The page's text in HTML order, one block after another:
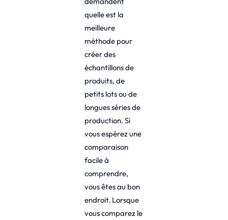
quelle est la
meilleure
méthode pour
créer des
échantillons de
produits, de
petits lots ou de
longues séries de
production. Si
vous espérez une
comparaison
facile à
comprendre,
vous êtes au bon
endroit. Lorsque
vous comparez le